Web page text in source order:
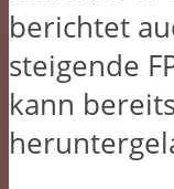
berichtet
steigende
kann